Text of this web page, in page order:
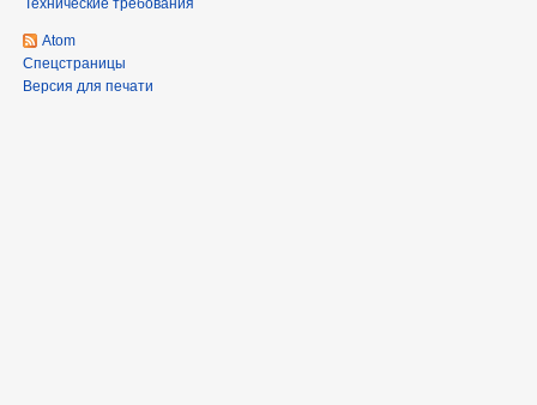
Технические требования
Atom
Спецстраницы
Версия для печати